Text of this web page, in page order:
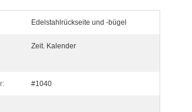
Edelstahlrückseite und -bügel
Zeit. Kalender
#1040